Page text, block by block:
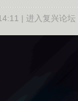
| 进入复兴论坛